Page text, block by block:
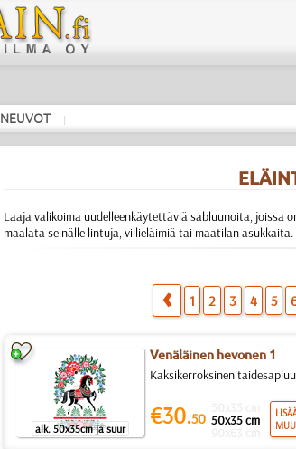
NEUVOT |
Laaja valikoima uudelleenkäytettäviä sabluunoita, joissa
maalata seinälle lintuja, villieläimiä tai maatilan
1 2 3 4 5
alk. 50x35cm ja suur
Venäläinen hevonen 1
Kaksikerroksinen
€30.50 50x35 cm